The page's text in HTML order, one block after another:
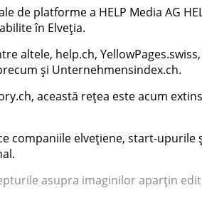
de platforme a HELP Media AG
în Elveția.
altele, help.ch,
și Unternehmensindex.ch.
această rețea este acum
companiile elvețiene, start-
asupra imaginilor aparțin